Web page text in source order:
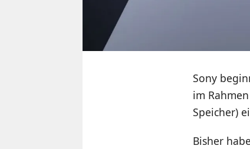
Sony
im
Speicher)
Bisher